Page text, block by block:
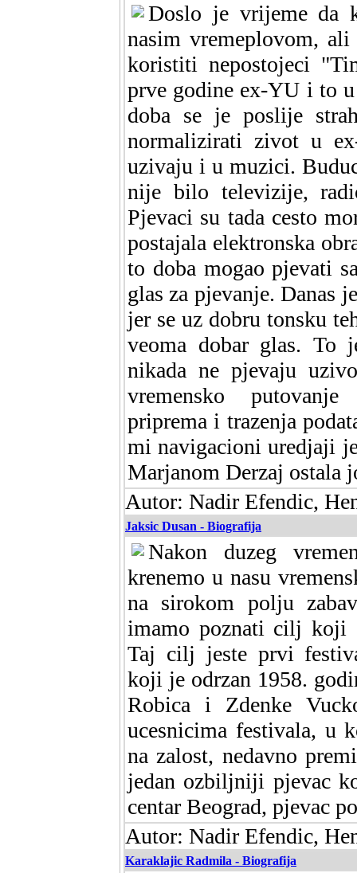
Doslo je vrijeme da
nasim vremeplovom,
koristiti nepostojeci
prve godine ex-YU i to
doba se je poslije
normalizirati zivot u
uzivaju i u muzici.
nije bilo televizije,
Pjevaci su tada cesto
postajala elektronska
to doba mogao pjevati
glas za pjevanje. Danas
jer se uz dobru tonsku
veoma dobar glas. To
nikada ne pjevaju
vremensko
priprema i trazenja
mi navigacioni uredjaji
Marjanom Derzaj ostala
Autor: Nadir Efendic,
Jaksic Dusan - Biografija
Nakon duzeg
krenemo u nasu
na sirokom polju
imamo poznati cilj koji
Taj cilj jeste prvi
koji je odrzan 1958.
Robica i Zdenke
ucesnicima festivala, u
na zalost, nedavno
jedan ozbiljniji pjevac
centar Beograd, pjevac
Autor: Nadir Efendic,
Karaklajic Radmila - Biografija